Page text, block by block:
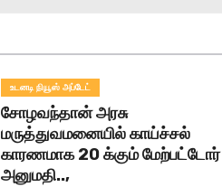
உடனடி நியூஸ் அப்டேட்
சோழவந்தான் அரசு
மருத்துவமனையில் காய்ச்சல்
காரணமாக 20 க்கும் மேற்பட்டோர்
அனுமதி..,